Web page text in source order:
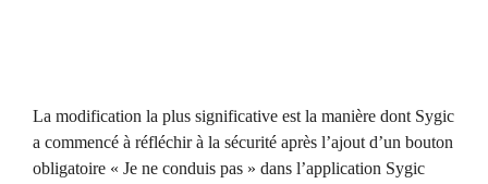
La modification la plus significative est la manière dont Sygic
a commencé à réfléchir à la sécurité après l’ajout d’un bouton
obligatoire « Je ne conduis pas » dans l’application Sygic